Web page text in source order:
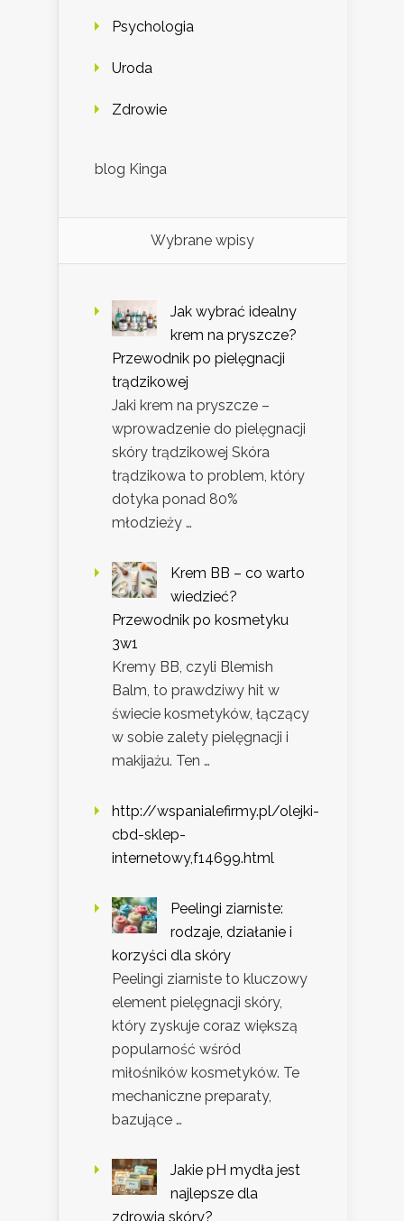
Psychologia
Uroda
Zdrowie
blog Kinga
Wybrane wpisy
Jak wybrać idealny
krem na pryszcze?
Przewodnik po pielęgnacji
trądzikowej
Jaki krem na pryszcze –
wprowadzenie do pielęgnacji
skóry trądzikowej Skóra
trądzikowa to problem, który
dotyka ponad 80%
młodzieży …
Krem BB – co warto
wiedzieć?
Przewodnik po kosmetyku
3w1
Kremy BB, czyli Blemish
Balm, to prawdziwy hit w
świecie kosmetyków, łączący
w sobie zalety pielęgnacji i
makijażu. Ten …
http://wspanialefirmy.pl/olejki-
cbd-sklep-
internetowy,f14699.html
Peelingi ziarniste:
rodzaje, działanie i
korzyści dla skóry
Peelingi ziarniste to kluczowy
element pielęgnacji skóry,
który zyskuje coraz większą
popularność wśród
miłośników kosmetyków. Te
mechaniczne preparaty,
bazujące …
Jakie pH mydła jest
najlepsze dla
zdrowia skóry?